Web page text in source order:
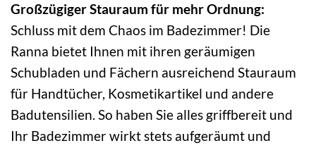
Großzügiger Stauraum für mehr Ordnung:
Schluss mit dem Chaos im Badezimmer! Die
Ranna bietet Ihnen mit ihren geräumigen
Schubladen und Fächern ausreichend Stauraum
für Handtücher, Kosmetikartikel und andere
Badutensilien. So haben Sie alles griffbereit und
Ihr Badezimmer wirkt stets aufgeräumt und